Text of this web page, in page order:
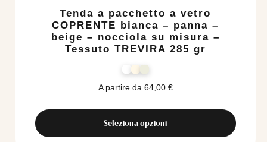
Tenda a pacchetto a vetro
COPRENTE bianca – panna –
beige – nocciola su misura –
Tessuto TREVIRA 285 gr
A partire da 64,00 €
Seleziona opzioni